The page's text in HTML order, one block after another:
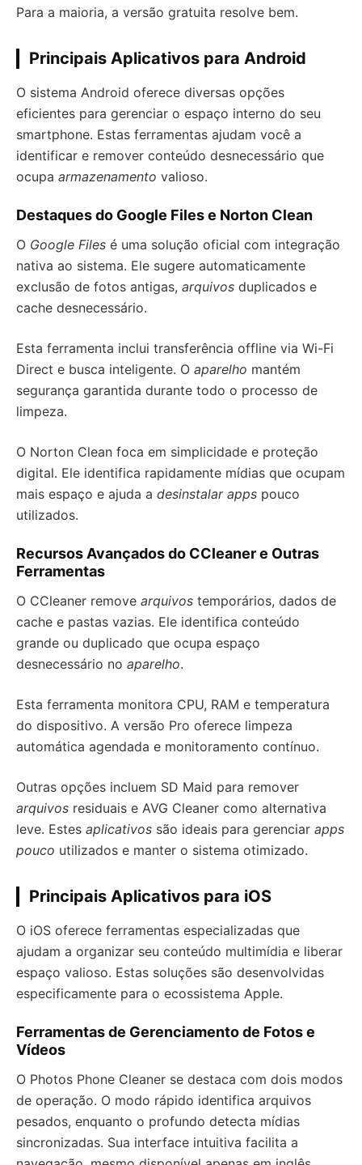
Para a maioria, a versão gratuita resolve bem.
Principais Aplicativos para Android
O sistema Android oferece diversas opções
eficientes para gerenciar o espaço interno do seu
smartphone. Estas ferramentas ajudam você a
identificar e remover conteúdo desnecessário que
ocupa armazenamento valioso.
Destaques do Google Files e Norton Clean
O Google Files é uma solução oficial com integração
nativa ao sistema. Ele sugere automaticamente
exclusão de fotos antigas, arquivos duplicados e
cache desnecessário.
Esta ferramenta inclui transferência offline via Wi-Fi
Direct e busca inteligente. O aparelho mantém
segurança garantida durante todo o processo de
limpeza.
O Norton Clean foca em simplicidade e proteção
digital. Ele identifica rapidamente mídias que ocupam
mais espaço e ajuda a desinstalar apps pouco
utilizados.
Recursos Avançados do CCleaner e Outras
Ferramentas
O CCleaner remove arquivos temporários, dados de
cache e pastas vazias. Ele identifica conteúdo
grande ou duplicado que ocupa espaço
desnecessário no aparelho.
Esta ferramenta monitora CPU, RAM e temperatura
do dispositivo. A versão Pro oferece limpeza
automática agendada e monitoramento contínuo.
Outras opções incluem SD Maid para remover
arquivos residuais e AVG Cleaner como alternativa
leve. Estes aplicativos são ideais para gerenciar apps
pouco utilizados e manter o sistema otimizado.
Principais Aplicativos para iOS
O iOS oferece ferramentas especializadas que
ajudam a organizar seu conteúdo multimídia e liberar
espaço valioso. Estas soluções são desenvolvidas
especificamente para o ecossistema Apple.
Ferramentas de Gerenciamento de Fotos e
Vídeos
O Photos Phone Cleaner se destaca com dois modos
de operação. O modo rápido identifica arquivos
pesados, enquanto o profundo detecta mídias
sincronizadas. Sua interface intuitiva facilita a